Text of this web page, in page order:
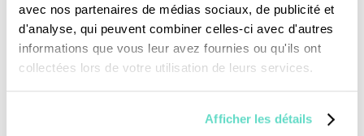
avec nos partenaires de médias sociaux, de publicité et
d'analyse, qui peuvent combiner celles-ci avec d'autres
informations que vous leur avez fournies ou qu'ils ont
collectées lors de votre utilisation de leurs services.
Afficher les détails
***
Pour vivre le Carême 2012, le film
Passionnémentde Marie Viloin propose une
vision contemporaine de la Passion du